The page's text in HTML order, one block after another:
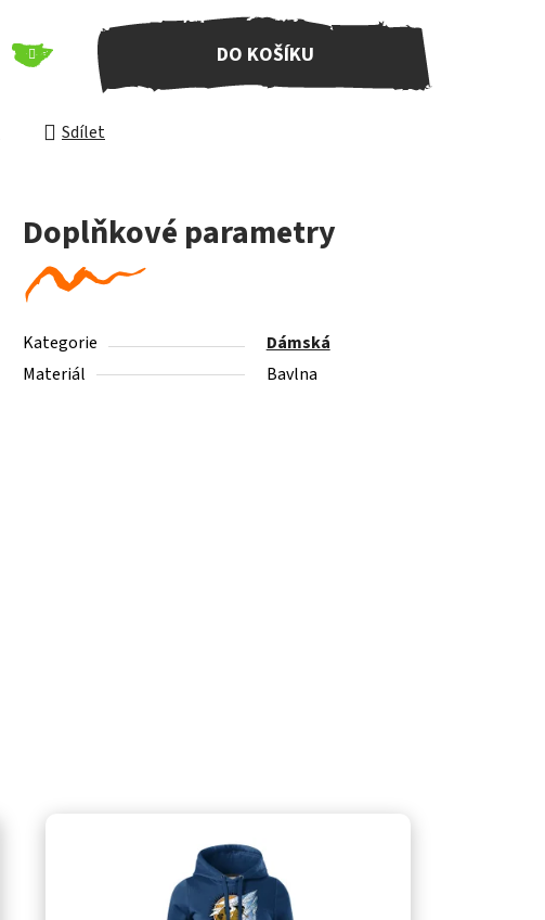
DO KOŠÍKU
Sdílet
Doplňkové parametry
Kategorie
Dámská
Materiál
Bavlna